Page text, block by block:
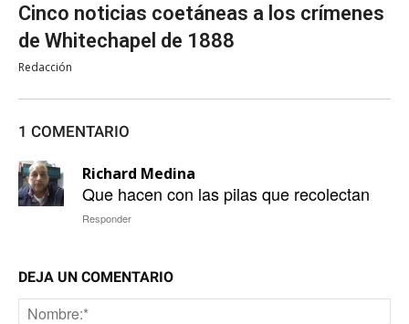
Cinco noticias coetáneas a los crímenes
de Whitechapel de 1888
Redacción
1 COMENTARIO
Richard Medina
Que hacen con las pilas que recolectan
Responder
DEJA UN COMENTARIO